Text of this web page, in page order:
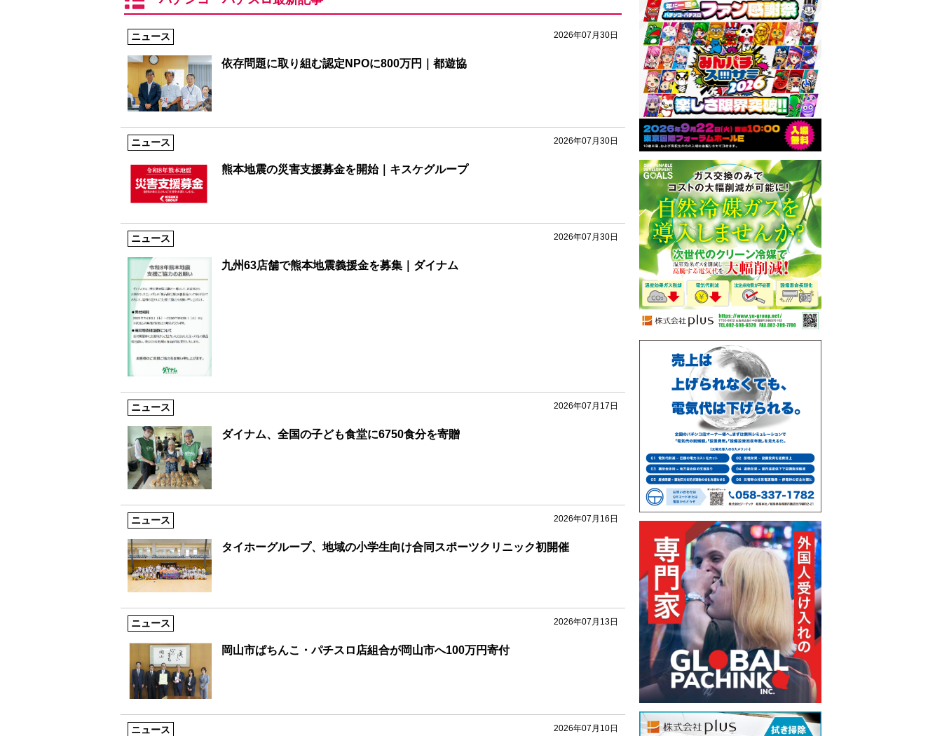
2026年07月30日
ニュース
依存問題に取り組む認定NPOに800万円｜都遊協
2026年07月30日
ニュース
熊本地震の災害支援募金を開始｜キスケグループ
2026年07月30日
ニュース
九州63店舗で熊本地震義援金を募集｜ダイナム
2026年07月17日
ニュース
ダイナム、全国の子ども食堂に6750食分を寄贈
2026年07月16日
ニュース
タイホーグループ、地域の小学生向け合同スポーツクリニック初開催
2026年07月13日
ニュース
岡山市ぱちんこ・パチスロ店組合が岡山市へ100万円寄付
2026年07月10日
ニュース